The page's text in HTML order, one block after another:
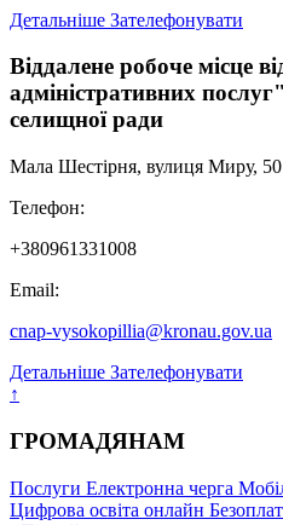
Детальніше Зателефонувати
Віддалене робоче місце
адміністративних
селищної ради
Мала Шестірня, вулиця Миру, 50
Телефон:
+380961331008
Email:
cnap-vysokopillia@kronau.gov.ua
Детальніше Зателефонувати
↑
ГРОМАДЯНАМ
Послуги Електронна черга
Цифрова освіта онлайн